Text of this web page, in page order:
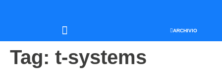
ARCHIVIO
Tag: t-systems